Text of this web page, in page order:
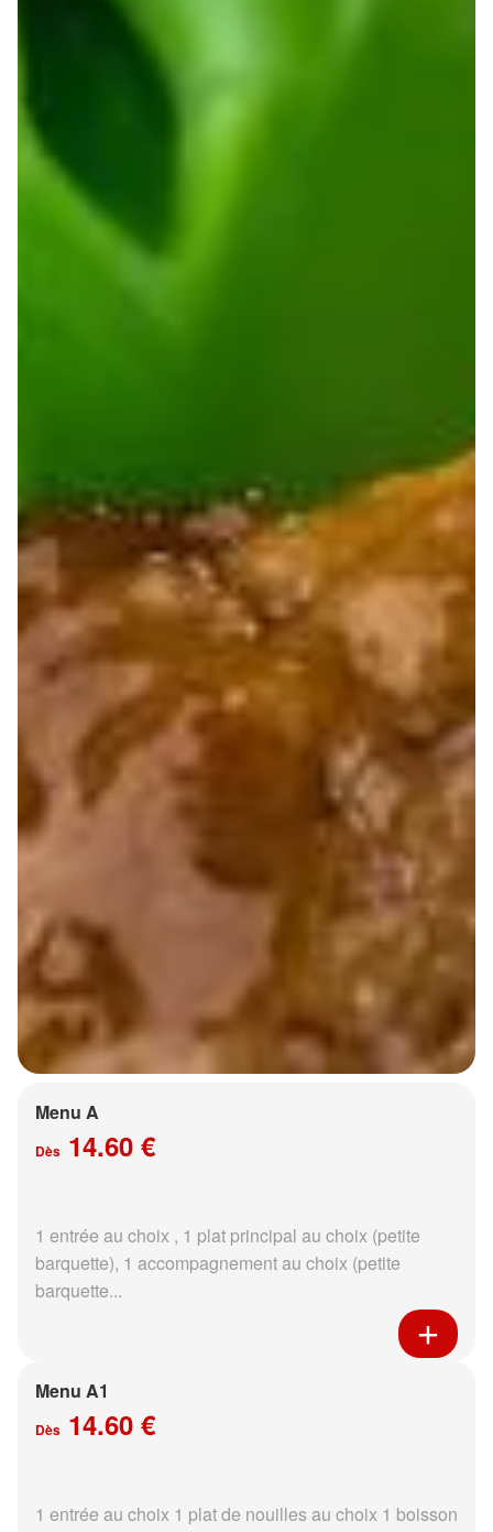
Menu A
Dès 14.60 €
1 entrée au choix , 1 plat principal au choix (petite
barquette), 1 accompagnement au choix (petite
barquette...
Menu A1
Dès 14.60 €
1 entrée au choix 1 plat de nouilles au choix 1 boisson